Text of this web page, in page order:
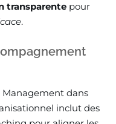
transparente pour
.
Management dans
inclut des